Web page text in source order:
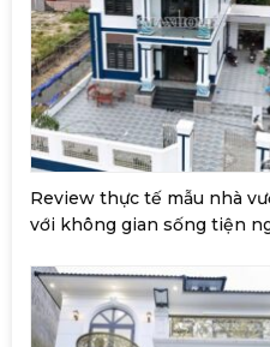
Review thực tế mẫu nhà
với không gian sống tiện